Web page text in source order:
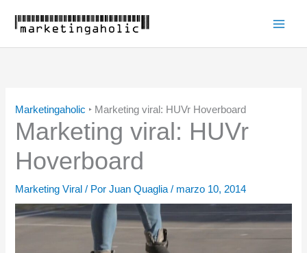
contenido
Marketingaholic ‣ Marketing viral: HUVr Hoverboard
Marketing viral: HUVr
Hoverboard
Marketing Viral / PorJuan Quaglia/ marzo 10, 2014